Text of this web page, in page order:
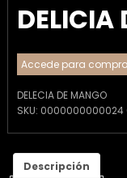
DELICIA
Accede para
DELECIA DE MANGO
SKU: 0000000000024
Descripción